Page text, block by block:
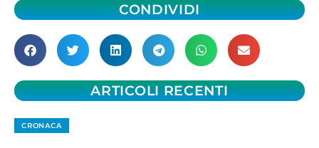
CONDIVIDI
ARTICOLI RECENTI
CRONACA